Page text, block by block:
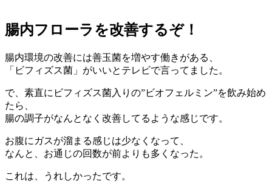
腸内フローラを改善するぞ！
腸内環境の改善には善玉菌を増やす働きがある、
「ビフィズス菌」がいいとテレビで言ってました。
で、素直にビフィズス菌入りの”ビオフェルミン”を飲み始め
たら、
腸の調子がなんとなく改善してるような感じです。
お腹にガスが溜まる感じは少なくなって、
なんと、お通じの回数が前よりも多くなった。
これは、うれしかったです。